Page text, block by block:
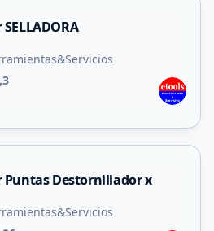
Puntas Destornillador x